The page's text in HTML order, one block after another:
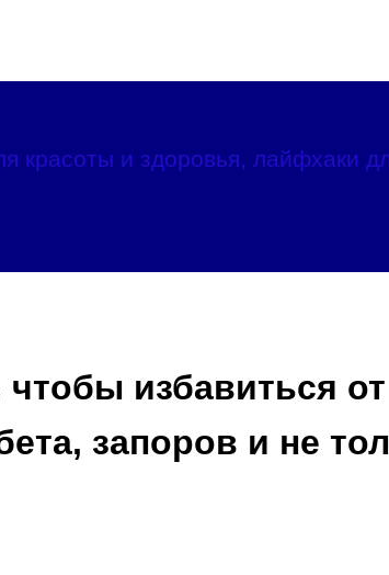
и здоровья, лайфхаки
избавиться
запоров и не